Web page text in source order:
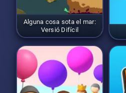
Alguna cosa sota el mar:
Versió Difícil